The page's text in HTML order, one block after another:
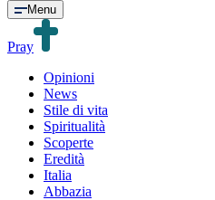
Menu
Pray
Opinioni
News
Stile di vita
Spiritualità
Scoperte
Eredità
Italia
Abbazia